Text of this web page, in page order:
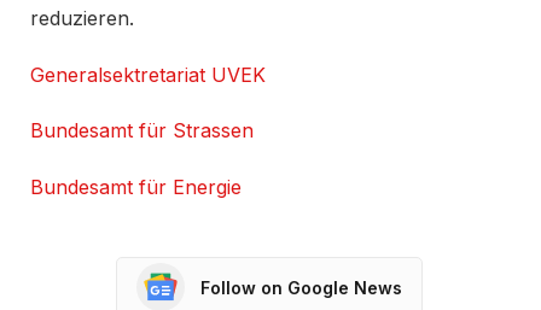
reduzieren.
Generalsektretariat UVEK
Bundesamt für Strassen
Bundesamt für Energie
Follow on Google News